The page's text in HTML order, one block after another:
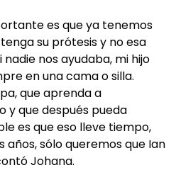
es que ya tenemos
su prótesis y no esa
nos ayudaba, mi hijo
en una cama o silla.
que aprenda a
y que después pueda
es que eso lleve tiempo,
años, sólo queremos que Ian
Johana.